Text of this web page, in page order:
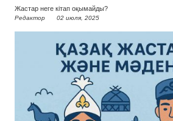
Жастар неге кітап оқымайды?
Редактор 02 июля, 2025